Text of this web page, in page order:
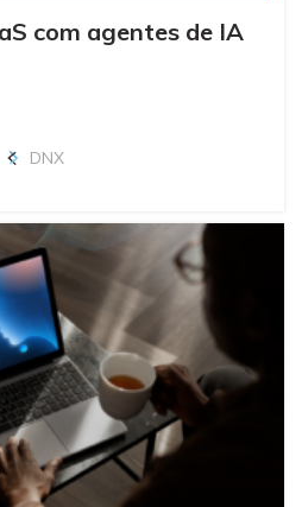
com agentes de IA
DNX